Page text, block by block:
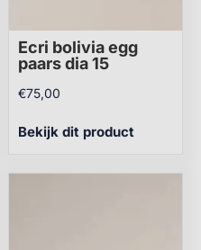
Ecri bolivia egg
paars dia 15
€75,00
Bekijk dit product